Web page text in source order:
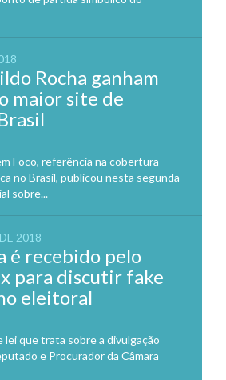
Rocha ganham
maior site de
Foco, referência na cobertura
no Brasil, publicou nesta segunda-
sobre...
2018
é recebido pelo
para discutir fake
eleitoral
que trata sobre a divulgação
e Procurador da Câmara